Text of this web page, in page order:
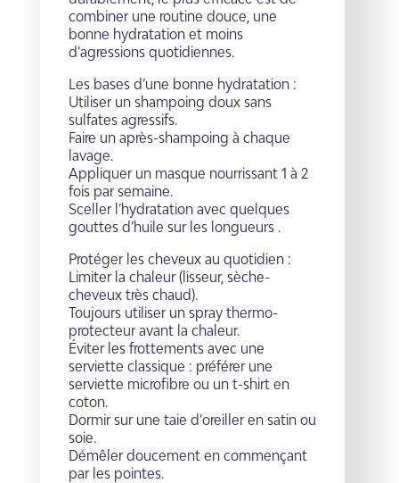
combiner une routine douce, une
bonne hydratation et moins
d’agressions quotidiennes.
Les bases d’une bonne hydratation :
Utiliser un shampoing doux sans
sulfates agressifs.
Faire un après-shampoing à chaque
lavage.
Appliquer un masque nourrissant 1 à 2
fois par semaine.
Sceller l’hydratation avec quelques
gouttes d’huile sur les longueurs .
Protéger les cheveux au quotidien :
Limiter la chaleur (lisseur, sèche-
cheveux très chaud).
Toujours utiliser un spray thermo-
protecteur avant la chaleur.
Éviter les frottements avec une
serviette classique : préférer une
serviette microfibre ou un t-shirt en
coton.
Dormir sur une taie d’oreiller en satin ou
soie.
Démêler doucement en commençant
par les pointes.